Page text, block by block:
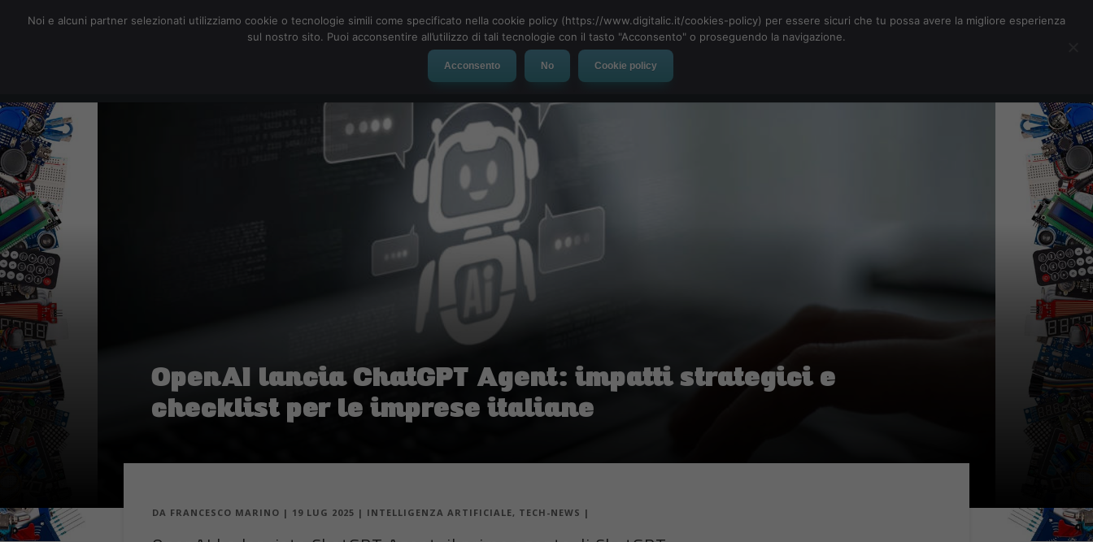
Social Network App Automotive Tech-News
OpenAI lancia ChatGPT Agent: impatti strategici e
checklist per le imprese italiane
DA FRANCESCO MARINO | 19 LUG 2025 | INTELLIGENZA ARTIFICIALE, TECH-NEWS |
Noi e alcuni partner selezionati utilizziamo cookie o tecnologie simili come specificato nella cookie policy (https://www.digitalic.it/cookies-policy) per essere sicuri che tu possa avere la migliore esperienza
sul nostro sito. Puoi acconsentire all’utilizzo di tali tecnologie con il tasto "Acconsento" o proseguendo la navigazione.
Acconsento No Cookie policy